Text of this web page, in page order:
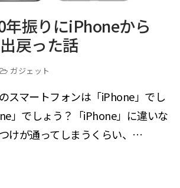
年振りにiPhoneから
戻った話
ガジェット
スマートフォンは「iPhone」でし
」でしょう？「iPhone」に違いな
けが通ってしまうくらい、…